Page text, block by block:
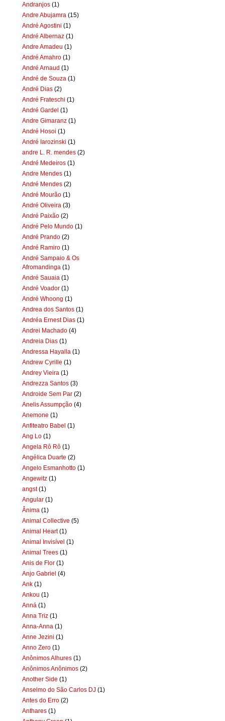
Andranjos (1)
Andre Abujamra (15)
André Agostini (1)
André Albernaz (1)
Andre Amadeu (1)
André Amahro (1)
André Arnaud (1)
André de Souza (1)
André Dias (2)
André Frateschi (1)
André Gardel (1)
Andre Gimaranz (1)
André Hosoi (1)
André Iarozinski (1)
andre L. R. mendes (2)
André Medeiros (1)
Andre Mendes (1)
André Mendes (2)
André Mourão (1)
André Oliveira (3)
André Paixão (2)
André Pelo Mundo (1)
André Prando (2)
André Ramiro (1)
André Sampaio & Os
Afromandinga (1)
André Sauaia (1)
André Voador (1)
André Whoong (1)
Andrea dos Santos (1)
Andréa Ernest Dias (1)
Andrei Machado (4)
Andreia Dias (1)
Andressa Hayalla (1)
Andrew Cyrille (1)
Andrey Vieira (1)
Andrezza Santos (3)
Androide Sem Par (2)
Anelis Assumpção (4)
Anemone (1)
Anfiteatro Babel (1)
Ang Lo (1)
Angela Rô Rô (1)
Angélica Duarte (2)
Angelo Esmanhotto (1)
Angewitz (1)
angst (1)
Angular (1)
Ânima (1)
Animal Collective (5)
Animal Heart (1)
Animal Invisível (1)
Animal Trees (1)
Anis de Flor (1)
Anjo Gabriel (4)
Ank (1)
Ankou (1)
Anná (1)
Anna Triz (1)
Anna-Anna (1)
Anne Jezini (1)
Anno Zero (1)
Anônimos Alhures (1)
Anônimos Anônimos (2)
Another Side (1)
Anselmo do São Carlos DJ (1)
Antes do Erro (2)
Anthares (1)